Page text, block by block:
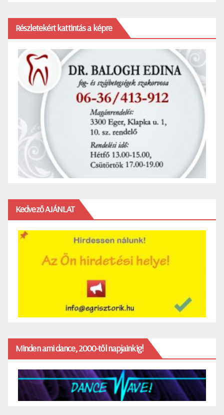
Részletekért kattintás a képre
Kedvező AJÁNLAT
Minden ami dance, 2000-től napjainkig!